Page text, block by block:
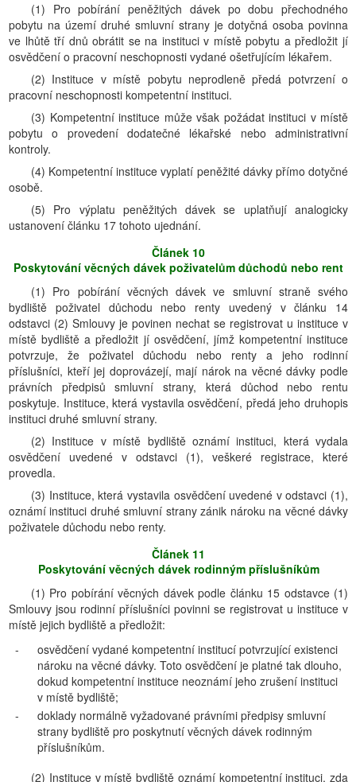
(1) Pro pobírání peněžitých dávek po dobu přechodného
pobytu na území druhé smluvní strany je dotyčná osoba povinna
ve lhůtě tří dnů obrátit se na instituci v místě pobytu a předložit jí
osvědčení o pracovní neschopnosti vydané ošetřujícím lékařem.
(2) Instituce v místě pobytu neprodleně předá potvrzení o
pracovní neschopnosti kompetentní instituci.
(3) Kompetentní instituce může však požádat instituci v místě
pobytu o provedení dodatečné lékařské nebo administrativní
kontroly.
(4) Kompetentní instituce vyplatí peněžité dávky přímo dotyčné
osobě.
(5) Pro výplatu peněžitých dávek se uplatňují analogicky
ustanovení článku 17 tohoto ujednání.
Článek 10
Poskytování věcných dávek poživatelům důchodů nebo rent
(1) Pro pobírání věcných dávek ve smluvní straně svého
bydliště poživatel důchodu nebo renty uvedený v článku 14
odstavci (2) Smlouvy je povinen nechat se registrovat u instituce v
místě bydliště a předložit jí osvědčení, jímž kompetentní instituce
potvrzuje, že poživatel důchodu nebo renty a jeho rodinní
příslušníci, kteří jej doprovázejí, mají nárok na věcné dávky podle
právních předpisů smluvní strany, která důchod nebo rentu
poskytuje. Instituce, která vystavila osvědčení, předá jeho druhopis
instituci druhé smluvní strany.
(2) Instituce v místě bydliště oznámí instituci, která vydala
osvědčení uvedené v odstavci (1), veškeré registrace, které
provedla.
(3) Instituce, která vystavila osvědčení uvedené v odstavci (1),
oznámí instituci druhé smluvní strany zánik nároku na věcné dávky
poživatele důchodu nebo renty.
Článek 11
Poskytování věcných dávek rodinným příslušníkům
(1) Pro pobírání věcných dávek podle článku 15 odstavce (1)
Smlouvy jsou rodinní příslušníci povinni se registrovat u instituce v
místě jejich bydliště a předložit:
-
osvědčení vydané kompetentní institucí potvrzující existenci
nároku na věcné dávky. Toto osvědčení je platné tak dlouho,
dokud kompetentní instituce neoznámí jeho zrušení instituci
v místě bydliště;
-
doklady normálně vyžadované právními předpisy smluvní
strany bydliště pro poskytnutí věcných dávek rodinným
příslušníkům.
(2) Instituce v místě bydliště oznámí kompetentní instituci, zda